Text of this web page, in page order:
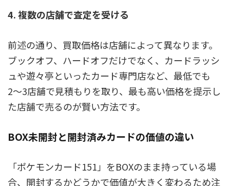
4. 複数の店舗で査定を受ける
前述の通り、買取価格は店舗によって異なります。
ブックオフ、ハードオフだけでなく、カードラッシ
ュや遊々亭といったカード専門店など、最低でも
2〜3店舗で見積もりを取り、最も高い価格を提示し
た店舗で売るのが賢い方法です。
BOX未開封と開封済みカードの価値の違い
「ポケモンカード151」をBOXのまま持っている場
合、開封するかどうかで価値が大きく変わるため注